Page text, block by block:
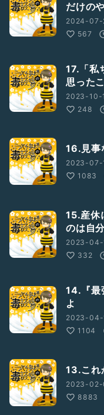
だけの
2024-07-
567
17.「私
思った
2023-10-
248
16.見事
2023-07-
1083
15.産休
のは自
2023-04-
332
14.『最
よ
2023-04-
1104
13.これ
2023-02-
8883